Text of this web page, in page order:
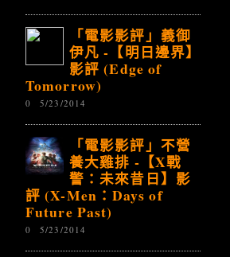
「電影影評」義御
伊凡 -【明日邊界】
影評 (Edge of
Tomorrow)
0 5/23/2014
「電影影評」不營
養大雞排 -【X戰
警：未來昔日】影
評 (X-Men：Days of
Future Past)
0 5/23/2014